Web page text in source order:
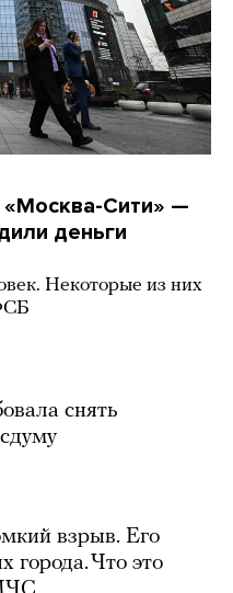
«Москва-Сити» —
деньги
Некоторые из них
снять
взрыв. Его
города. Что это